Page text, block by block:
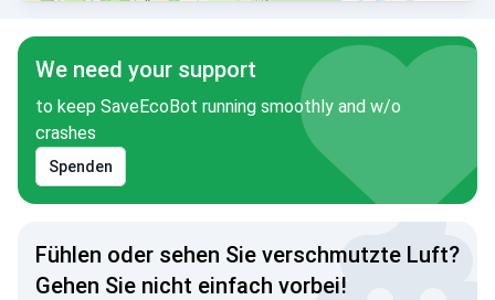
We need your support
to keep SaveEcoBot running smoothly and w/o
crashes
Spenden
Fühlen oder sehen Sie verschmutzte Luft?
Gehen Sie nicht einfach vorbei!